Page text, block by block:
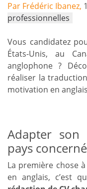
Par Frédéric Ibanez,
professionnelles
Vous candidatez
États-Unis, au
anglophone ?
réaliser la
motivation en
Adapter son
pays concerné
La première chose
en anglais, c’est